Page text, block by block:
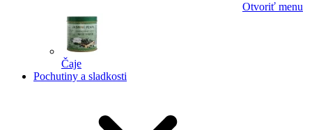
Otvoriť menu
Čaje
Pochutiny a sladkosti